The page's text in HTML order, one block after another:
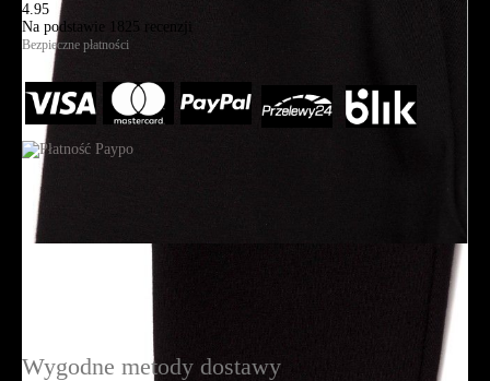
4.95
Na podstawie
1825 recenzji
Bezpieczne płatności
Wygodne metody dostawy